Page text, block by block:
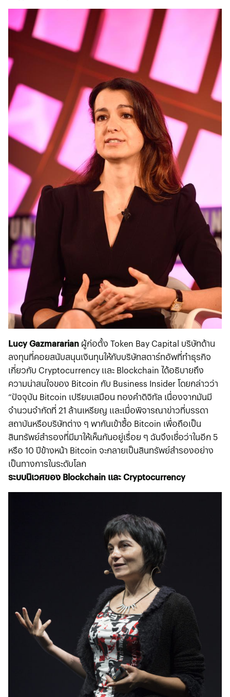
Lucy Gazmararian ผู้ก่อตั้ง Token Bay Capital บริษัทด้าน
ลงทุนที่คอยสนับสนุนเงินทุนให้กับบริษัทสตาร์ทอัพที่ทำธุรกิจ
เกี่ยวกับ Cryptocurrency และ Blockchain ได้อธิบายถึง
ความน่าสนใจของ Bitcoin กับ Business Insider โดยกล่าวว่า
“ปัจจุบัน Bitcoin เปรียบเสมือน ทองคำดิจิทัล เนื่องจากมันมี
จำนวนจำกัดที่ 21 ล้านเหรียญ และเมื่อพิจารณาข่าวที่บรรดา
สถาบันหรือบริษัทต่าง ๆ พากันเข้าซื้อ Bitcoin เพื่อถือเป็น
สินทรัพย์สำรองที่มีมาให้เห็นกันอยู่เรื่อย ๆ ฉันจึงเชื่อว่าในอีก 5
หรือ 10 ปีข้างหน้า Bitcoin จะกลายเป็นสินทรัพย์สำรองอย่าง
เป็นทางการในระดับโลก
ระบบนิเวศของ Blockchain และ Cryptocurrency